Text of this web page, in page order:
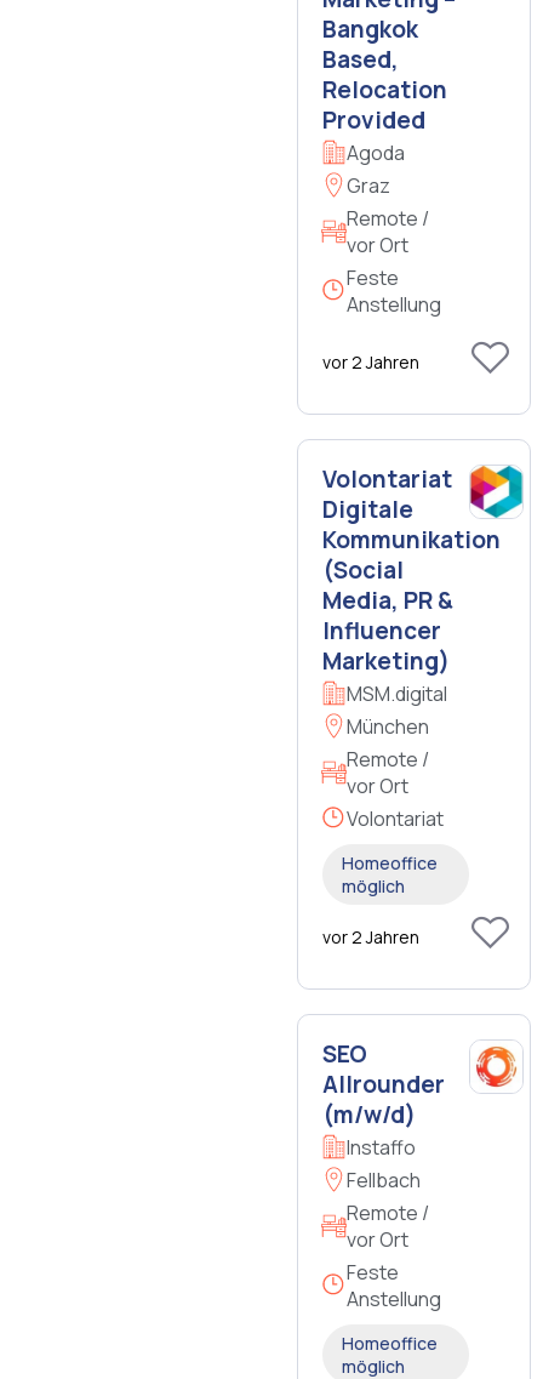
Bangkok
Based,
Relocation
Provided
Agoda
Graz
Remote /
vor Ort
Feste
Anstellung
vor 2 Jahren
Volontariat
Digitale
Kommunikation
(Social
Media, PR &
Influencer
Marketing)
MSM.digital
München
Remote /
vor Ort
Volontariat
Homeoffice
möglich
vor 2 Jahren
SEO
Allrounder
(m/w/d)
Instaffo
Fellbach
Remote /
vor Ort
Feste
Anstellung
Homeoffice
möglich